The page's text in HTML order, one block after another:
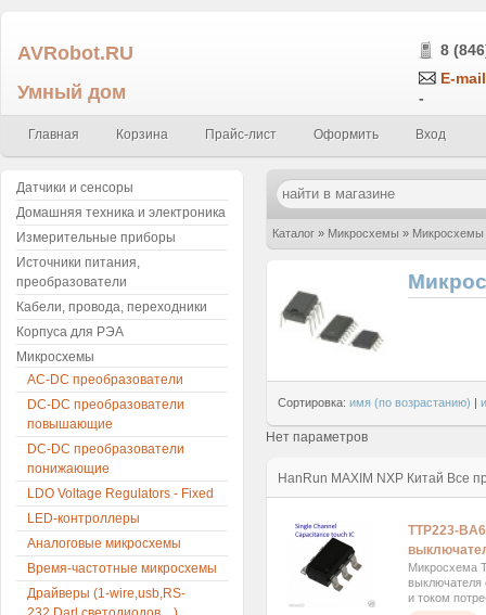
AVRobot.RU
Умный дом
8
E-
-
Главная Корзина Прайс-лист Оформить Вход
Каталог » Микросхемы » Микросхемы
Сортировка: имя (по возрастанию) |
Нет параметров
HanRun MAXIM NXP Китай Все
TTP223-
Микросхема
выключателя
и током
Датчики и сенсоры
Домашняя техника и электроника
Измерительные приборы
Источники питания,
преобразователи
Кабели, провода, переходники
Корпуса для РЭА
Микросхемы
AC-DC преобразователи
DC-DC преобразователи
повышающие
DC-DC преобразователи
понижающие
LDO Voltage Regulators - Fixed
LED-контроллеры
Аналоговые микросхемы
Время-частотные микросхемы
Драйверы (1-wire,usb,RS-